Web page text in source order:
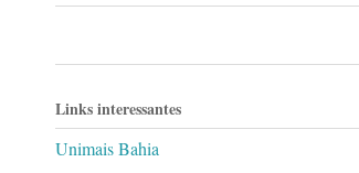
Links interessantes
Unimais Bahia